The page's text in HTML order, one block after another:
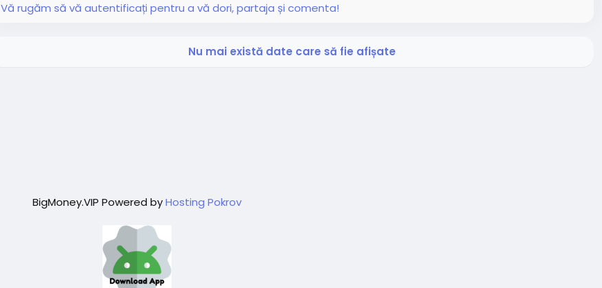
Vă rugăm să vă autentificați pentru a vă dori, partaja și comenta!
Nu mai există date care să fie afișate
BigMoney.VIP Powered byHosting Pokrov